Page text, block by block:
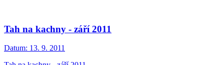
Tah na kachny - září 2011
Datum: 13. 9. 2011